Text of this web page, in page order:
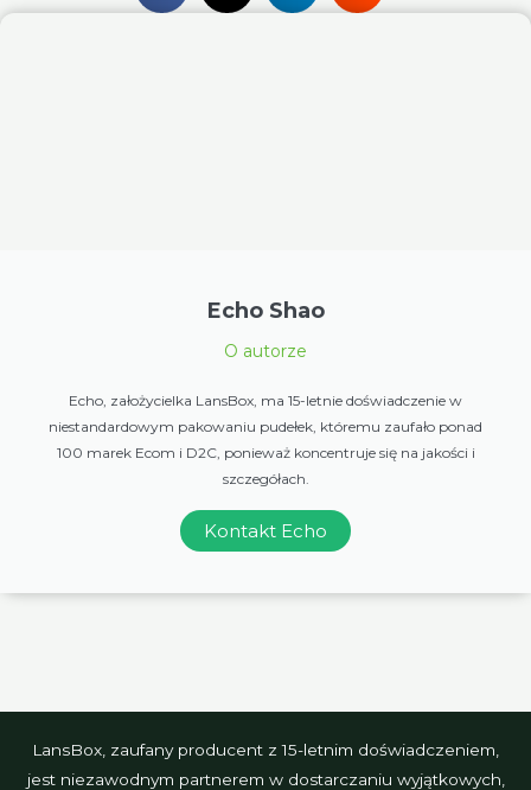
Echo Shao
O autorze
Echo, założycielka LansBox, ma 15-letnie doświadczenie w
niestandardowym pakowaniu pudełek, któremu zaufało ponad
100 marek Ecom i D2C, ponieważ koncentruje się na jakości i
szczegółach.
Kontakt Echo
LansBox, zaufany producent z 15-letnim doświadczeniem,
jest niezawodnym partnerem w dostarczaniu wyjątkowych,